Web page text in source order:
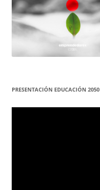
PRESENTACIÓN EDUCACIÓN 2050
Reproductor